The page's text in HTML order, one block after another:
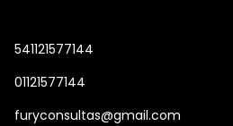
541121577144
01121577144
furyconsultas@gmail.com